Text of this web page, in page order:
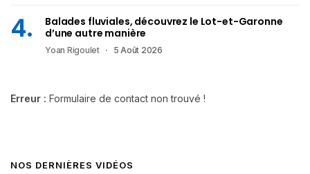
Balades fluviales, découvrez le Lot-et-Garonne
d’une autre manière
Yoan Rigoulet 5 Août 2026
Erreur : Formulaire de contact non trouvé !
NOS DERNIÈRES VIDÉOS